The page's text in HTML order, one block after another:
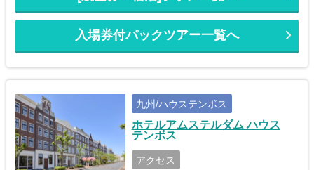
入場券付パックツアー一覧へ
九州/ハウステンボス
ホテルアムステルダム ハウス
テンボス
アクセス